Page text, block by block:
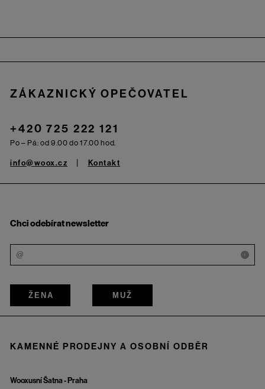
ZÁKAZNICKÝ OPEČOVATEL
+420 725 222 121
Po – Pá: od 9.00 do 17.00 hod.
info@woox.cz Kontakt
Chci odebírat newsletter
i
ŽENA MUŽ
KAMENNÉ PRODEJNY A OSOBNÍ ODBĚR
Wooxusní Šatna - Praha